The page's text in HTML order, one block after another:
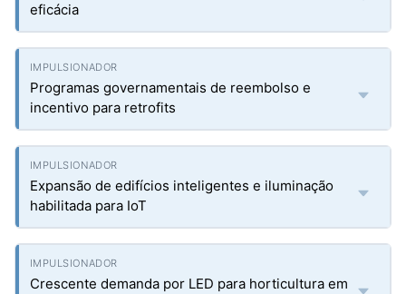
eficácia
Programas governamentais de reembolso e
incentivo para retrofits
Expansão de edifícios inteligentes e iluminação
habilitada para IoT
Crescente demanda por LED para horticultura em